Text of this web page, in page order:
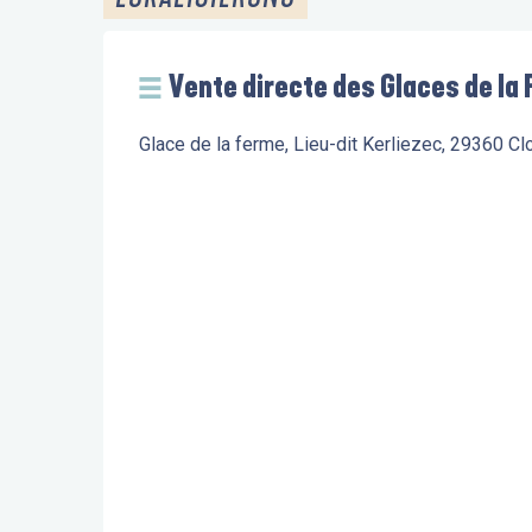
Vente directe des Glaces de la
Glace de la ferme, Lieu-dit Kerliezec, 29360